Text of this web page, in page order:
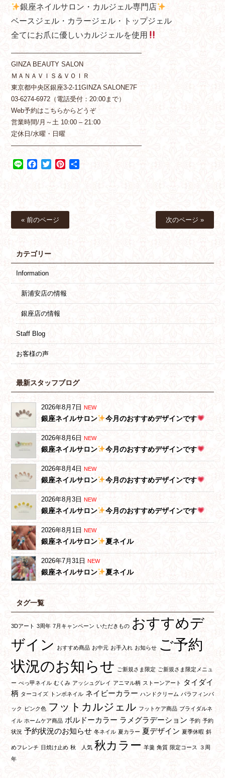
銀座ネイルサロン・カルジェル専門店
ベースジェル・カラージェル・トップジェル
全てにお爪に優しいカルジェルを使用
————————————————————
GINZA BEAUTY SALON
ＭＡＮＡＶＩＳ＆ＶＯＩＲ
東京都中央区銀座3-2-11GINZA SALONE7F
03-6274-6972（電話受付：20:00まで）
Web予約はこちらからどうぞ
営業時間/月～土 10:00 – 21:00
定休日/水曜・日曜
————————————————————
Line Facebook
TwitterPinterest
« 前のページ 次のページ »
カテゴリー
Information
新浦安店の情報
銀座店の情報
Staff Blog
お客様の声
最新スタッフブログ
2026年8月7日 NEW
銀座ネイルサロン 今月のおすすめデザインです
2026年8月6日 NEW
銀座ネイルサロン 今月のおすすめデザインです
2026年8月4日 NEW
銀座ネイルサロン 今月のおすすめデザインです
2026年8月3日 NEW
銀座ネイルサロン 今月のおすすめデザインです
2026年8月1日 NEW
銀座ネイルサロン 夏ネイル
2026年7月31日 NEW
銀座ネイルサロン 夏ネイル
タグ一覧
3Dアート 3周年 7月キャンペーン いただきもの おすすめデ
ザイン
おすすめ商品 お中元 お手入れ お知らせ ご予約
状況のお知らせ
ご新規さま限定 ご新規さま限定メニュ
ー べっ甲ネイル むくみ アッシュグレイ アニマル柄 ストーンアート
タイダイ
柄 ターコイズ トンボネイル ネイビーカラー ハンドクリーム パラフィンパ
ック ピンク色 フットカルジェル フットケア商品 ブライダルネ
イル ホームケア商品 ボルドーカラー ラメグラデーション 予約 予約
状況 予約状況のお知らせ 冬ネイル 夏カラー 夏デザイン 夏季休暇 斜
めフレンチ 日焼け止め 秋 人気 秋カラー 羊羹 角質 限定コース
３周
年